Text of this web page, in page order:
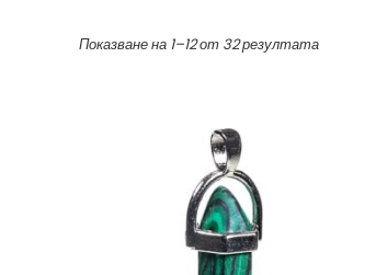
Показване на 1–12 от 32 резултата